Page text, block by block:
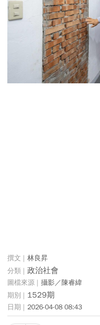
林良昇
政治社會
攝影／陳睿緯
1529期
2026-04-08 08:43